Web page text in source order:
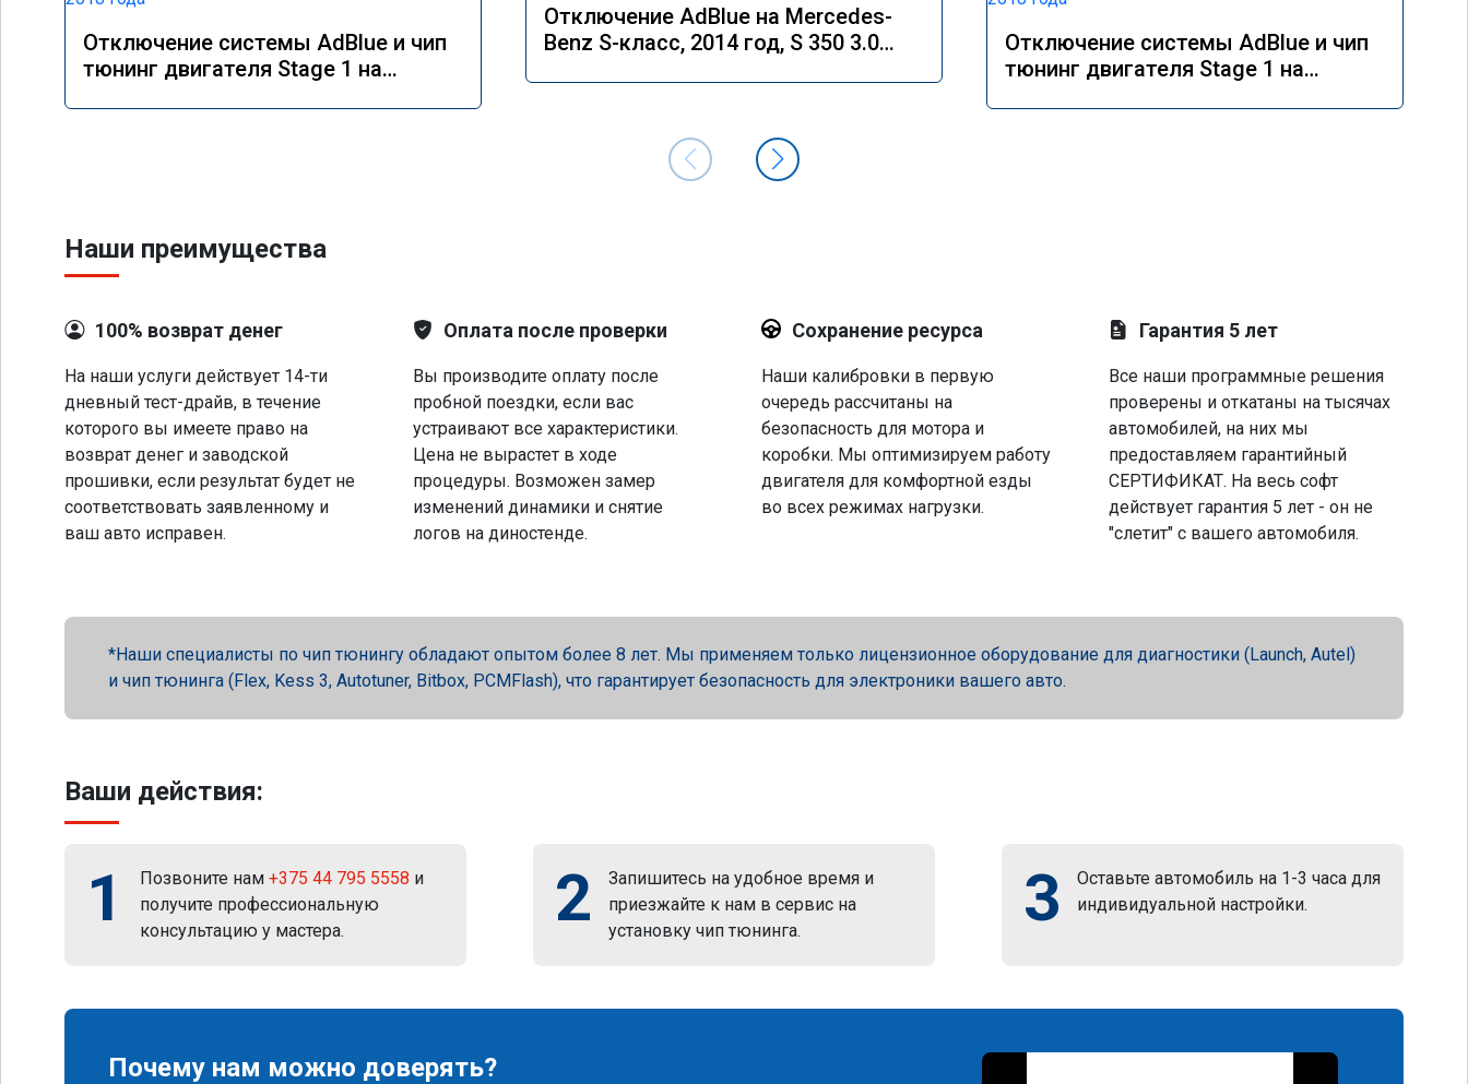
Отключение системы AdBlue и чип
тюнинг двигателя Stage 1 на
Отключение AdBlue на Mercedes-
Benz S-класс, 2014 год, S 350 3.0
Отключение системы AdBlue и чип
тюнинг двигателя Stage 1 на
Наши преимущества
100% возврат денег
На наши услуги действует 14-ти
дневный тест-драйв, в течение
которого вы имеете право на
возврат денег и заводской
прошивки, если результат будет не
соответствовать заявленному и
ваш авто исправен.
Оплата после проверки
Вы производите оплату после
пробной поездки, если вас
устраивают все характеристики.
Цена не вырастет в ходе
процедуры. Возможен замер
изменений динамики и снятие
логов на диностенде.
Сохранение ресурса
Наши калибровки в первую
очередь рассчитаны на
безопасность для мотора и
коробки. Мы оптимизируем работу
двигателя для комфортной езды
во всех режимах нагрузки.
Гарантия 5 лет
Все наши программные решения
проверены и откатаны на тысячах
автомобилей, на них мы
предоставляем гарантийный
СЕРТИФИКАТ. На весь софт
действует гарантия 5 лет - он не
"слетит" с вашего автомобиля.
Наши специалисты по чип тюнингу обладают опытом более 8 лет. Мы применяем только лицензионное оборудование для диагностики (Launch, Autel)
и чип тюнинга (Flex, Kess 3, Autotuner, Bitbox, PCMFlash), что гарантирует безопасность для электроники вашего авто.
Ваши действия:
1 Позвоните нам +375 44 795 5558 и
получите профессиональную
консультацию у мастера.
2
Запишитесь на удобное время и
приезжайте к нам в сервис на
установку чип тюнинга.
3
Оставьте автомобиль на 1-3 часа для
индивидуальной настройки.
Почему нам можно доверять?